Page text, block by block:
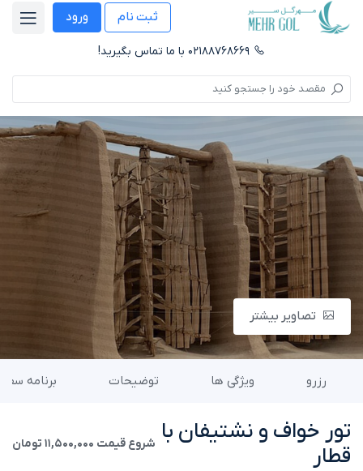
ثبت نام ورود
۰۲۱۸۸۷۶۸۶۶۹ با ما تماس بگیرید!
تصاویر بیشتر
رزرو ویژگی ها توضیحات برنامه سفر
تور خواف و نشتیفان با
قطار
شروع قیمت 11,500,000 تومان